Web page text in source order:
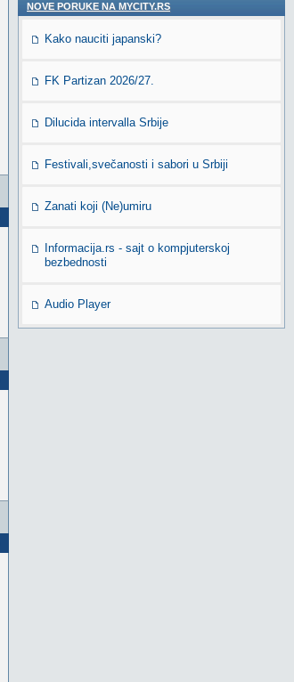
NOVE PORUKE NA MYCITY.RS
Kako nauciti japanski?
FK Partizan 2026/27.
Dilucida intervalla Srbije
Festivali,svečanosti i sabori u Srbiji
Zanati koji (Ne)umiru
Informacija.rs - sajt o kompjuterskoj
bezbednosti
Audio Player